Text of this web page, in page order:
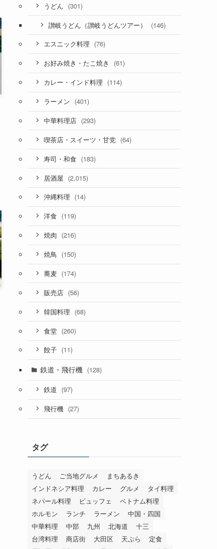
うどん (301)
讃岐うどん（讃岐うどんツアー） (146)
エスニック料理 (76)
お好み焼き・たこ焼き (61)
カレー・インド料理 (114)
ラーメン (401)
中華料理店 (293)
喫茶店・スイーツ・甘党 (64)
寿司・和食 (183)
居酒屋 (2,015)
沖縄料理 (14)
洋食 (119)
焼肉 (216)
焼鳥 (150)
蕎麦 (174)
販売店 (56)
韓国料理 (68)
食堂 (260)
餃子 (11)
鉄道・飛行機 (128)
鉄道 (97)
飛行機 (27)
タグ
うどん ご当地グルメ
まちあるき
インドネシア料理
カレー グルメ
タイ料理
ネパール料理
ビュッフェ
ベトナム料理
ホルモン
ランチ ラーメン
中国・四国
中華料理
中部 九州 北海道
十三
台湾料理
商店街 大田区 天ぷら
定食